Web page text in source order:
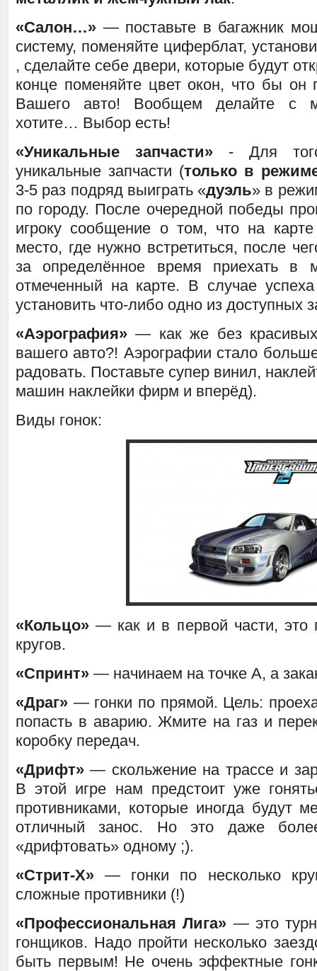
«Салон…» — поставьте в багажник
систему, поменяйте циферблат,
, сделайте себе двери, которые будут
конце поменяйте цвет окон, что бы он
Вашего авто! Вообщем делайте с
хотите… Выбор есть!
«Уникальные запчасти» - Для
уникальные запчасти (только в
3-5 раз подряд выиграть «дуэль» в
по городу. После очередной победы
игроку сообщение о том, что на карте
место, где нужно встретиться, после
за определённое время приехать в
отмеченный на карте. В случае
установить что-либо одно из доступных
«Аэрография» — как же без
вашего авто?! Аэрографии стало
радовать. Поставьте супер винил,
машин наклейки фирм и вперёд).
Виды гонок:
«Кольцо» — как и в первой части, это
кругов.
«Спринт» — начинаем на точке А, а
«Драг» — гонки по прямой. Цель:
попасть в аварию. Жмите на газ и
коробку передач.
«Дрифт» — скольжение на трассе и
В этой игре нам предстоит уже
противниками, которые иногда будут
отличный занос. Но это даже
«дрифтовать» одному ;).
«Стрит-Х» — гонки по несколько
сложные противники (!)
«Профессиональная Лига» — это
гонщиков. Надо пройти несколько
быть первым! Не очень эффектные